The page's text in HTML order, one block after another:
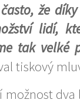
že
lidí,
tak velké
tiskový